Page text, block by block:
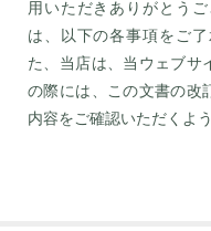
用いただきありがとう
は、以下の各事項をご
た、当店は、当ウェブサ
の際には、この文書の改
内容をご確認いただくよ